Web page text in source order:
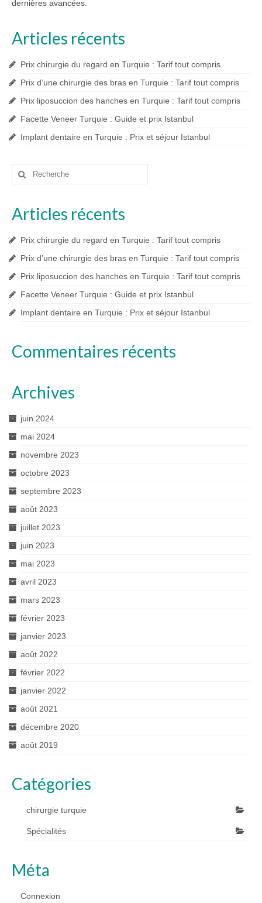
dernières avancées.
Articles récents
Prix chirurgie du regard en Turquie : Tarif tout compris
Prix d’une chirurgie des bras en Turquie : Tarif tout compris
Prix liposuccion des hanches en Turquie : Tarif tout compris
Facette Veneer Turquie : Guide et prix Istanbul
Implant dentaire en Turquie : Prix et séjour Istanbul
Rechercher
Articles récents
Prix chirurgie du regard en Turquie : Tarif tout compris
Prix d’une chirurgie des bras en Turquie : Tarif tout compris
Prix liposuccion des hanches en Turquie : Tarif tout compris
Facette Veneer Turquie : Guide et prix Istanbul
Implant dentaire en Turquie : Prix et séjour Istanbul
Commentaires récents
Archives
juin 2024
mai 2024
novembre 2023
octobre 2023
septembre 2023
août 2023
juillet 2023
juin 2023
mai 2023
avril 2023
mars 2023
février 2023
janvier 2023
août 2022
février 2022
janvier 2022
août 2021
décembre 2020
août 2019
Catégories
chirurgie turquie
Spécialités
Méta
Connexion